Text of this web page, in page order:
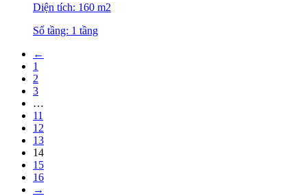
Diện tích: 160 m2
Số tầng: 1 tầng
←
1
2
3
…
11
12
13
14
15
16
→